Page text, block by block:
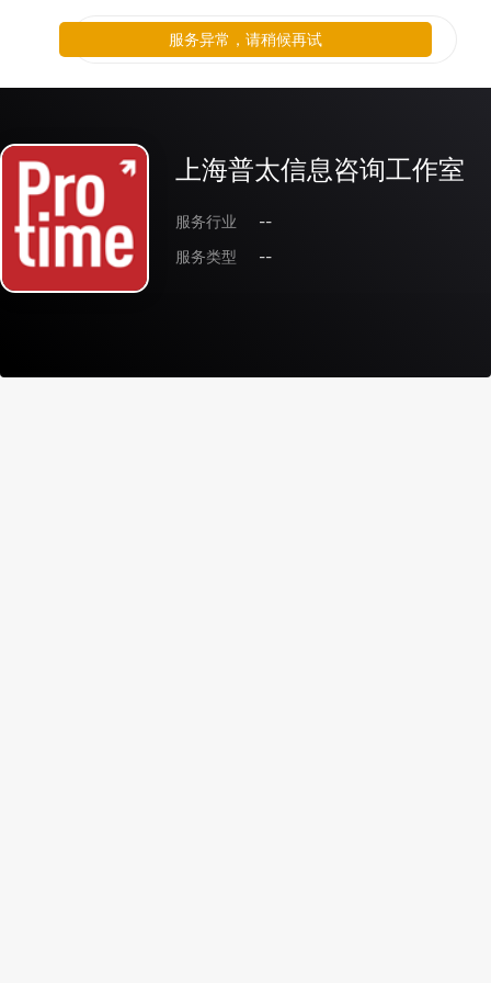
上海普太信息咨询工作室
服务行业
--
服务类型
--
服务异常，请稍候再试